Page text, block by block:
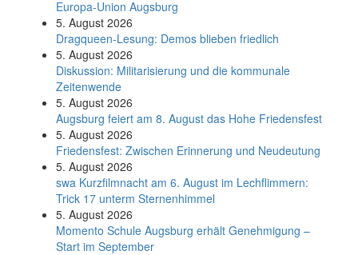
Europa-Union Augsburg
5. August 2026
Dragqueen-Lesung: Demos blieben friedlich
5. August 2026
Diskussion: Mi­li­ta­ri­sie­rung und die kommunale
Zeitenwende
5. August 2026
Augsburg feiert am 8. August das Hohe Friedensfest
5. August 2026
Friedensfest: Zwischen Erinnerung und Neudeutung
5. August 2026
swa Kurz­film­nacht am 6. August im Lech­flim­mern:
Trick 17 unterm Sternen­himmel
5. August 2026
Momento Schule Augsburg erhält Genehmigung –
Start im September